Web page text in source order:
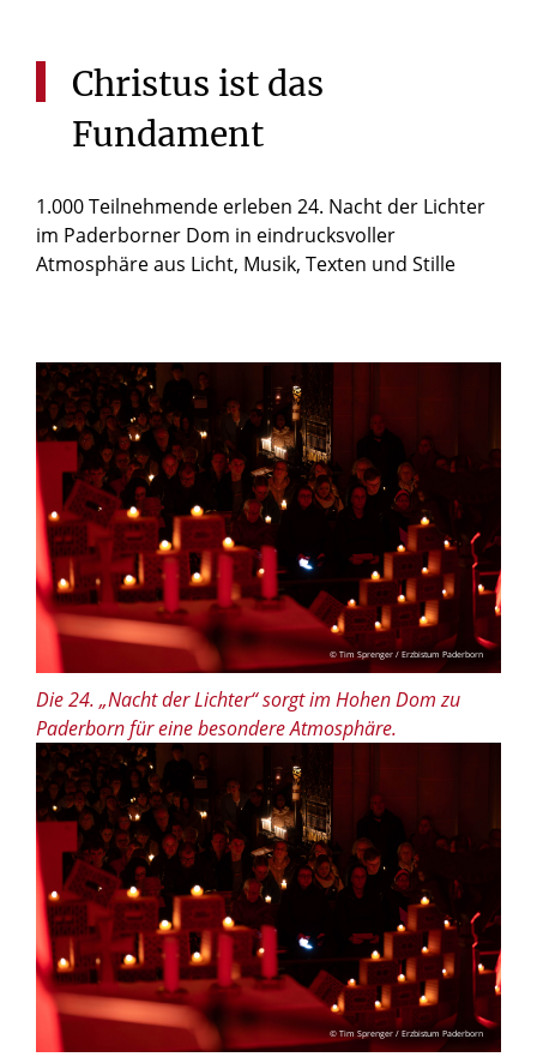
Christus ist das
Fundament
1.000 Teilnehmende erleben 24. Nacht der Lichter
im Paderborner Dom in eindrucksvoller
Atmosphäre aus Licht, Musik, Texten und Stille
© Tim Sprenger / Erzbistum Paderborn
Die 24. „Nacht der Lichter“ sorgt im Hohen Dom zu
Paderborn für eine besondere Atmosphäre.
© Tim Sprenger / Erzbistum Paderborn